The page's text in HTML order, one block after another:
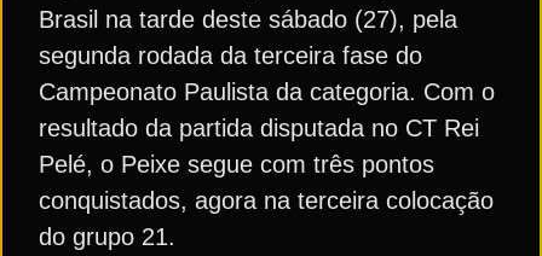
Brasil na tarde deste sábado (27), pela
segunda rodada da terceira fase do
Campeonato Paulista da categoria. Com o
resultado da partida disputada no CT Rei
Pelé, o Peixe segue com três pontos
conquistados, agora na terceira colocação
do grupo 21.